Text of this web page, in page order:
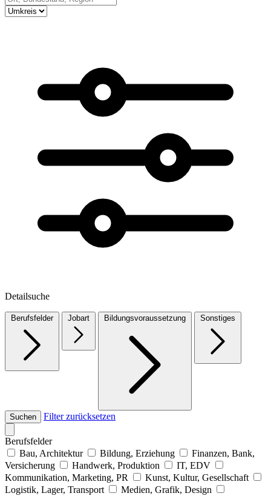
Detailsuche
Berufsfelder Jobart Bildungsvoraussetzung Sonstiges
Suchen Filter zurücksetzen
Berufsfelder
Bau, Architektur
Bildung, Erziehung
Finanzen, Bank,
Versicherung
Handwerk, Produktion
IT, EDV
Kommunikation, Marketing, PR
Kunst, Kultur, Gesellschaft
Logistik, Lager, Transport
Medien, Grafik, Design